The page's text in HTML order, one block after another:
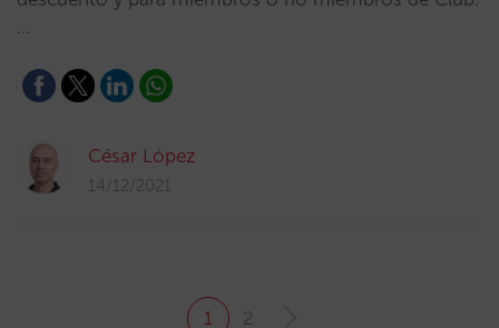
…
César López
14/12/2021
1 2